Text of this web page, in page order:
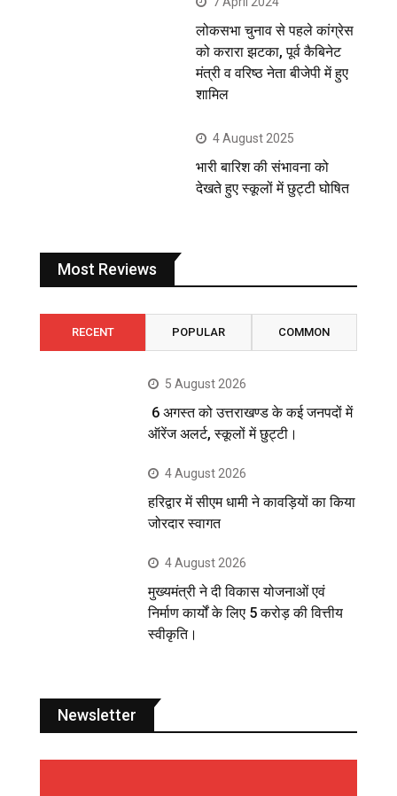
लोकसभा चुनाव से पहले कांग्रेस
को करारा झटका, पूर्व कैबिनेट
मंत्री व वरिष्ठ नेता बीजेपी में हुए
शामिल
4 August 2025
भारी बारिश की संभावना को
देखते हुए स्कूलों में छुट्टी घोषित
Most Reviews
RECENT POPULAR COMMON
5 August 2026
6 अगस्त को उत्तराखण्ड के कई जनपदों में
ऑरेंज अलर्ट, स्कूलों में छुट्टी।
4 August 2026
हरिद्वार में सीएम धामी ने कावड़ियों का किया
जोरदार स्वागत
4 August 2026
मुख्यमंत्री ने दी विकास योजनाओं एवं
निर्माण कार्यों के लिए 5 करोड़ की वित्तीय
स्वीकृति।
Newsletter